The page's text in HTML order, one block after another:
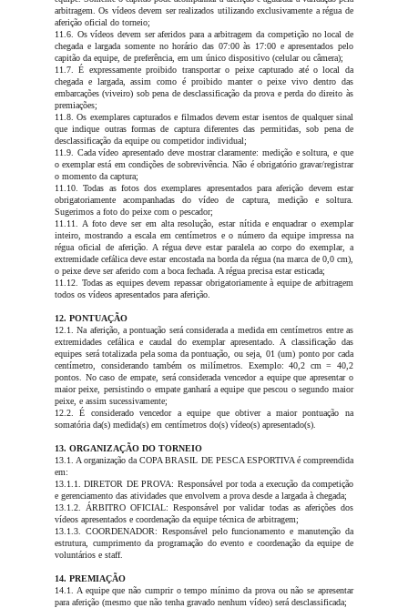
arbitragem. Os vídeos devem ser realizados utilizando exclusivamente a régua de
aferição oficial do torneio;
11.6. Os vídeos devem ser aferidos para a arbitragem da competição no local de
chegada e largada somente no horário das 07:00 às 17:00 e apresentados pelo
capitão da equipe, de preferência, em um único dispositivo (celular ou câmera);
11.7. É expressamente proibido transportar o peixe capturado até o local da
chegada e largada, assim como é proibido manter o peixe vivo dentro das
embarcações (viveiro) sob pena de desclassificação da prova e perda do direito às
premiações;
11.8. Os exemplares capturados e filmados devem estar isentos de qualquer sinal
que indique outras formas de captura diferentes das permitidas, sob pena de
desclassificação da equipe ou competidor individual;
11.9. Cada vídeo apresentado deve mostrar claramente: medição e soltura, e que
o exemplar está em condições de sobrevivência. Não é obrigatório gravar/registrar
o momento da captura;
11.10. Todas as fotos dos exemplares apresentados para aferição devem estar
obrigatoriamente acompanhadas do vídeo de captura, medição e soltura.
Sugerimos a foto do peixe com o pescador;
11.11. A foto deve ser em alta resolução, estar nítida e enquadrar o exemplar
inteiro, mostrando a escala em centímetros e o número da equipe impressa na
régua oficial de aferição. A régua deve estar paralela ao corpo do exemplar, a
extremidade cefálica deve estar encostada na borda da régua (na marca de 0,0 cm),
o peixe deve ser aferido com a boca fechada. A régua precisa estar esticada;
11.12. Todas as equipes devem repassar obrigatoriamente à equipe de arbitragem
todos os vídeos apresentados para aferição.
12. PONTUAÇÃO
12.1. Na aferição, a pontuação será considerada a medida em centímetros entre as
extremidades cefálica e caudal do exemplar apresentado. A classificação das
equipes será totalizada pela soma da pontuação, ou seja, 01 (um) ponto por cada
centímetro, considerando também os milímetros. Exemplo: 40,2 cm = 40,2
pontos. No caso de empate, será considerada vencedor a equipe que apresentar o
maior peixe, persistindo o empate ganhará a equipe que pescou o segundo maior
peixe, e assim sucessivamente;
12.2. É considerado vencedor a equipe que obtiver a maior pontuação na
somatória da(s) medida(s) em centímetros do(s) vídeo(s) apresentado(s).
13. ORGANIZAÇÃO DO TORNEIO
13.1. A organização da COPA BRASIL DE PESCA ESPORTIVA é compreendida
em:
13.1.1. DIRETOR DE PROVA: Responsável por toda a execução da competição
e gerenciamento das atividades que envolvem a prova desde a largada à chegada;
13.1.2. ÁRBITRO OFICIAL: Responsável por validar todas as aferições dos
vídeos apresentados e coordenação da equipe técnica de arbitragem;
13.1.3. COORDENADOR: Responsável pelo funcionamento e manutenção da
estrutura, cumprimento da programação do evento e coordenação da equipe de
voluntários e staff.
14. PREMIAÇÃO
14.1. A equipe que não cumprir o tempo mínimo da prova ou não se apresentar
para aferição (mesmo que não tenha gravado nenhum vídeo) será desclassificada;